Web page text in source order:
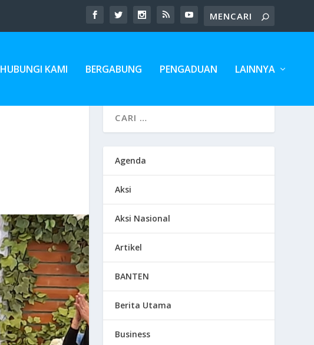
HUBUNGI KAMI BERGABUNG PENGADUAN LAINNYA
Agenda
Aksi
Aksi Nasional
Artikel
BANTEN
Berita Utama
Business